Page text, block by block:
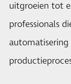
uitgroeien tot
professionals